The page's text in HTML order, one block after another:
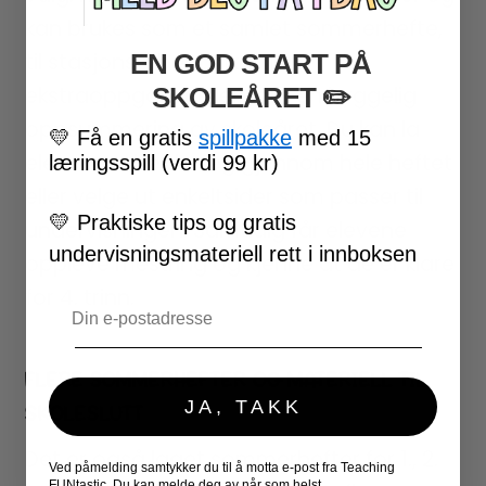
kan brukes som et samlet sommerhefte,
til stasjonsarbeid, vikartimer,
ekstraoppgaver eller som en hyggelig
oppsummering av skoleåret. Du kan la
elevene arbeide seg gjennom hele heftet
undervisningen. Samtidig får elevene
oppleve mestring og kjenne at de er klare
FLERE SOMMERHEFTER OG MATERIELL TIL
SKOLESLUTT
Det er også laget sommerhefter for 1., 2.
EN GOD START PÅ
SKOLEÅRET​ ✏️
💛 Få en gratis spillpakke med 15
læringsspill (verdi 99 kr)
💛 Praktiske tips og gratis
undervisningsmateriell rett i innboksen
JA, TAKK
Ved påmelding samtykker du til å motta e-post fra Teaching